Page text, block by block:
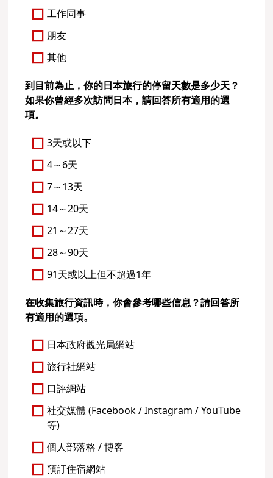
工作同事
朋友
其他
到目前為止，你的日本旅行的停留天數是多少天？
如果你曾經多次訪問日本，請回答所有適用的選
項。
3天或以下
4～6天
7～13天
14～20天
21～27天
28～90天
91天或以上但不超過1年
在收集旅行資訊時，你會參考哪些信息？請回答所
有適用的選項。
日本政府觀光局網站
旅行社網站
口評網站
社交媒體 (Facebook / Instagram / YouTube
等)
個人部落格 / 博客
預訂住宿網站